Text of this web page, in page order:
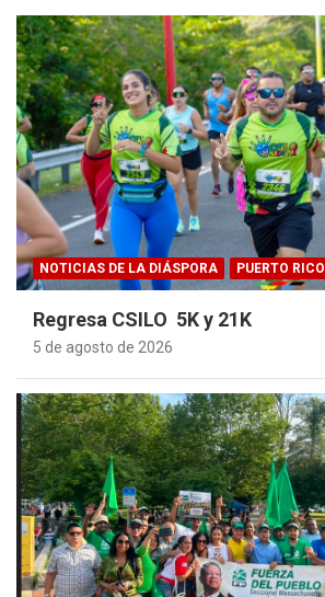
NOTICIAS DE LA DIÁSPORA PUERTO RICO
Regresa CSILO 5K y 21K
5 de agosto de 2026